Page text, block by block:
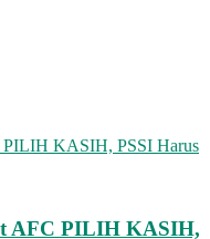
AFC PILIH KASIH,